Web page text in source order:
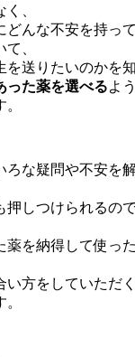
、
んな不安を持って
、
送りたいのかを
った薬を選べるよ
ろな疑問や不安を
押しつけられるの
薬を納得して使っ
い方をしていただ